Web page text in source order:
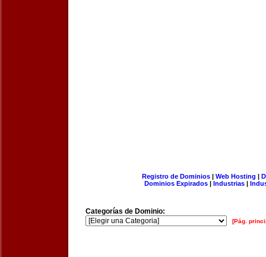
Registro de Dominios| Web Hosting |
Dominios Expirados | Industrias |
Categorías de Dominio:
[Pág.